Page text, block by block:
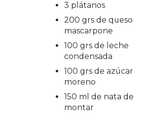
3 plátanos
200 grs de queso
mascarpone
100 grs de leche
condensada
100 grs de azúcar
moreno
150 ml de nata de
montar